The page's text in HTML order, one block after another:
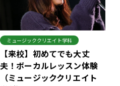
ミュージッククリエイト学科
【来校】初めてでも大丈
夫！ボーカルレッスン体験
（ミュージッククリエイト